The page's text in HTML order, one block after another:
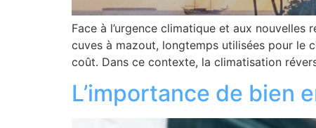
Face à l’urgence climatique et aux
cuves à mazout, longtemps utilisées pour le
coût. Dans ce contexte, la climatisation
L’importance de bien